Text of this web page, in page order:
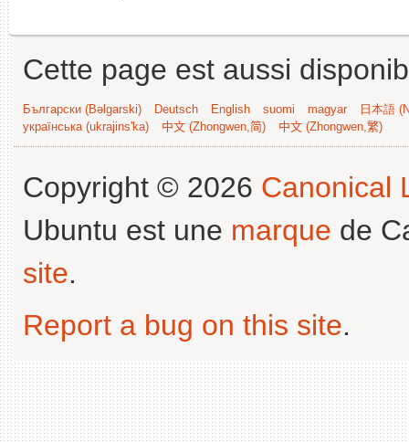
Cette page est aussi
Български (Bəlgarski) Deutsch English suomi magyar
日本語
українська (ukrajins'ka)
中文 (Zhongwen,简) 中文 (Zhongwen,繁)
Copyright © 2026 Canonical
Ubuntu est une marque de
site.
Report a bug on this site.